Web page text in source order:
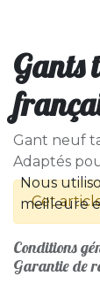
Gants
Gant neuf
Adaptés
Cet
Conditions
Garantie de
Nous
meilleure